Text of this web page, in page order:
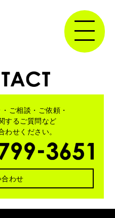
ご相談・ご依頼・
するご質問など
わせください。
合わせ